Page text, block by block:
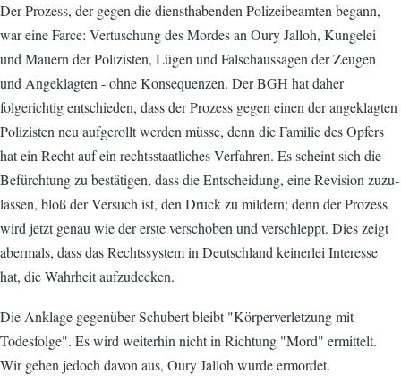
Der Prozess, der gegen die diensthabenden Polizeibeamten begann,
war eine Farce: Vertuschung des Mordes an Oury Jalloh, Kungelei
und Mauern der Polizisten, Lügen und Falschaussagen der Zeugen
und Angeklagten - ohne Konsequenzen. Der BGH hat daher
folgerichtig entschieden, dass der Prozess gegen einen der angeklagten
Polizisten neu aufgerollt werden müsse, denn die Familie des Opfers
hat ein Recht auf ein rechtsstaat­liches Verfahren. Es scheint sich die
Befürchtung zu bestätigen, dass die Entscheidung, eine Revision zuzu­
lassen, bloß der Versuch ist, den Druck zu mildern; denn der Prozess
wird jetzt genau wie der erste verschoben und verschleppt. Dies zeigt
abermals, dass das Rechtssystem in Deutschland keinerlei Interesse
hat, die Wahrheit aufzudecken.
Die Anklage gegenüber Schubert bleibt "Körperverletzung mit
Todesfolge". Es wird weiter­hin nicht in Richtung "Mord" ermittelt.
Wir gehen jedoch davon aus, Oury Jalloh wurde ermordet.